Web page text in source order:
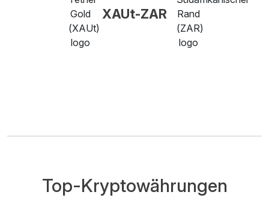
XAUt-ZAR
Top-Kryptowährungen